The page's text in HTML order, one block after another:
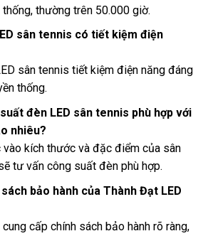
thường trên 50.000 giờ.
sân tennis có tiết kiệm điện
sân tennis tiết kiệm điện năng đáng
thống.
đèn LED sân tennis phù hợp với
nhiêu?
vào kích thước và đặc điểm của sân
tư vấn công suất đèn phù hợp.
bảo hành của Thành Đạt LED
cấp chính sách bảo hành rõ ràng,